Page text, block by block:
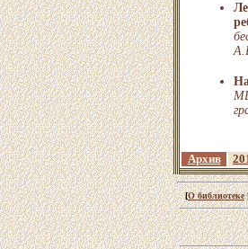
Архив
[О библиотеке